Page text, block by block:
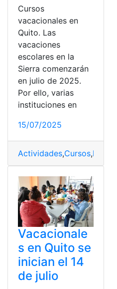
Cursos
vacacionales en
Quito. Las
vacaciones
escolares en la
Sierra comenzarán
en julio de 2025.
Por ello, varias
instituciones en
15/07/2025
Actividades,Cursos,hijos
Vacacionale
s en Quito se
inician el 14
de julio